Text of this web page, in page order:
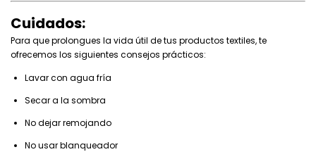
Cuidados:
Para que prolongues la vida útil de tus productos textiles, te
ofrecemos los siguientes consejos prácticos:
Lavar con agua fría
Secar a la sombra
No dejar remojando
No usar blanqueador